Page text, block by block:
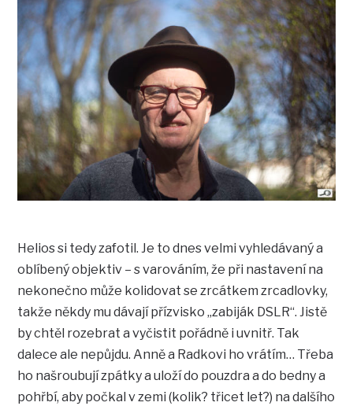
Helios si tedy zafotil. Je to dnes velmi vyhledávaný a
oblíbený objektiv – s varováním, že při nastavení na
nekonečno může kolidovat se zrcátkem zrcadlovky,
takže někdy mu dávají přízvisko „zabiják DSLR“. Jistě
by chtěl rozebrat a vyčistit pořádně i uvnitř. Tak
dalece ale nepůjdu. Anně a Radkovi ho vrátím… Třeba
ho našroubují zpátky a uloží do pouzdra a do bedny a
pohřbí, aby počkal v zemi (kolik? třicet let?) na dalšího